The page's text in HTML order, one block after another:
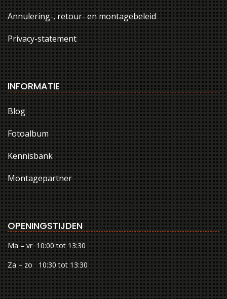
Annulering-, retour- en montagebeleid
Privacy-statement
INFORMATIE
Blog
Fotoalbum
Kennisbank
Montagepartner
OPENINGSTIJDEN
Ma – vr 10:00 tot 13:30
Za – zo 10:30 tot 13:30